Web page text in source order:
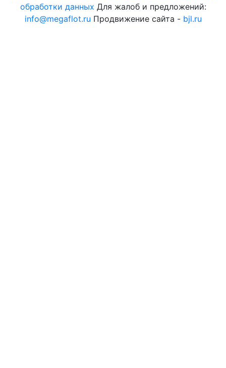
обработки данных Для жалоб и предложений:
info@megaflot.ru Продвижение сайта - bjl.ru